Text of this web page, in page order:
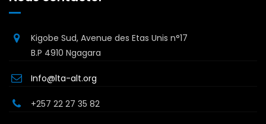
Kigobe Sud, Avenue des Etas Unis n°17
B.P 4910 Ngagara
Info@lta-alt.org
+257 22 27 35 82